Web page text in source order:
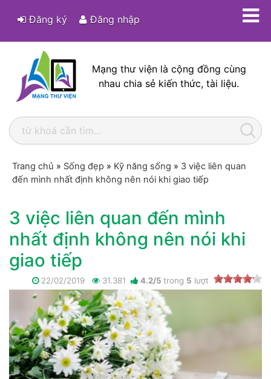
Đăng ký Đăng nhập
Mạng thư viện là cộng đồng cùng
nhau chia sẻ kiến thức, tài liệu.
Trang chủ » Sống đẹp » Kỹ năng sống » 3 việc liên quan
đến mình nhất định không nên nói khi giao tiếp
3 việc liên quan đến mình
nhất định không nên nói khi
giao tiếp
22/02/2019 31.381 4.2/5 trong 5 lượt